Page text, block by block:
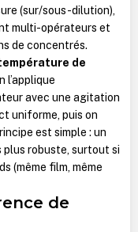
(sur/sous-dilution),
multi-opérateurs et
de concentrés.
de
l’applique
avec une agitation
uniforme, puis on
est simple : un
plus robuste, surtout si
(même film, même
de